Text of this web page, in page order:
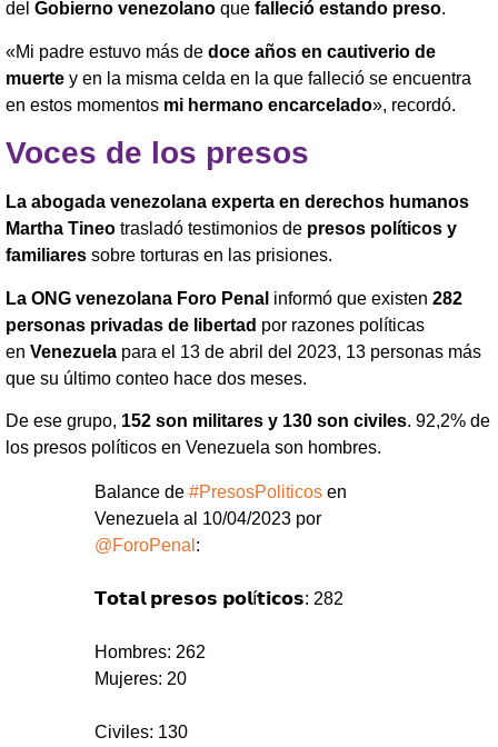
del Gobierno venezolano que falleció estando preso.
«Mi padre estuvo más de doce años en cautiverio de
muerte y en la misma celda en la que falleció se encuentra
en estos momentos mi hermano encarcelado», recordó.
Voces de los presos
La abogada venezolana experta en derechos humanos
Martha Tineo trasladó testimonios de presos políticos y
familiares sobre torturas en las prisiones.
La ONG venezolana Foro Penal informó que existen 282
personas privadas de libertad por razones políticas
en Venezuela para el 13 de abril del 2023, 13 personas más
que su último conteo hace dos meses.
De ese grupo, 152 son militares y 130 son civiles. 92,2% de
los presos políticos en Venezuela son hombres.
Balance de #PresosPoliticos en
Venezuela al 10/04/2023 por
@ForoPenal :
𝗧𝗼𝘁𝗮𝗹 𝗽𝗿𝗲𝘀𝗼𝘀 𝗽𝗼𝗹í𝘁𝗶𝗰𝗼𝘀: 282
Hombres: 262
Mujeres: 20
Civiles: 130